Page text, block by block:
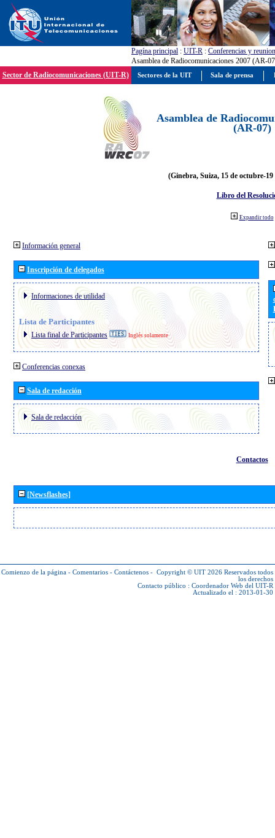
Pagína principal : UIT-R : Conferencias y
Asamblea de Radiocomunicaciones 2007 (AR-
Sector de Radiocomunicaciones (UIT-R)
Asamblea de
(AR-07)
(Ginebra, Suiza, 15 de octubre-19
Libro del
Expandir todo
Información general
Inscripción de delegados
Informaciones de utilidad
Lista de Participantes
Lista final de Participantes Inglés solamente
Conferencias conexas
Sala de redacción
Sala de redacción
Contactos
[Newsflashes]
Comienzo de la página - Comentarios - Contáctenos - Copyright © UIT 2026 Reservados todos
los derechos
Contacto público : Coordenador Web del UIT-R
Actualizado el : 2013-01-30
Sectores de la UIT Sala de prensa